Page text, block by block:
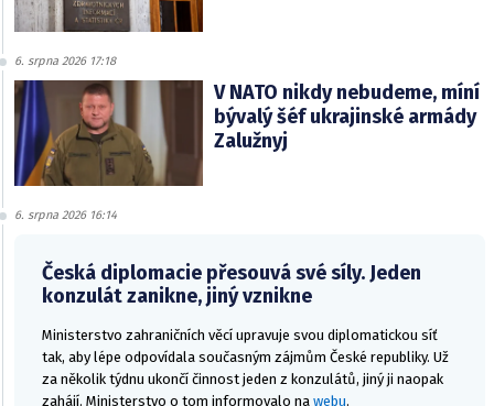
6. srpna 2026 17:18
V NATO nikdy nebudeme, míní
bývalý šéf ukrajinské armády
Zalužnyj
6. srpna 2026 16:14
Česká diplomacie přesouvá své síly. Jeden
konzulát zanikne, jiný vznikne
Ministerstvo zahraničních věcí upravuje svou diplomatickou síť
tak, aby lépe odpovídala současným zájmům České republiky. Už
za několik týdnu ukončí činnost jeden z konzulátů, jiný ji naopak
zahájí. Ministerstvo o tom informovalo na webu.